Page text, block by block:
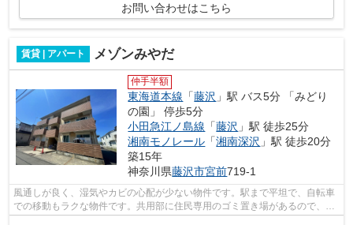
お問い合わせはこちら
賃貸 | アパート メゾンみやだ
仲手半額
東海道本線 「藤沢 」駅 バス5分 「みどり
の園」 停歩5分
小田急江ノ島線 「藤沢 」駅 徒歩25分
湘南モノレール 「湘南深沢 」駅 徒歩20分
築15年
神奈川県藤沢市宮前719-1
風通しが良く、湿気やカビの心配が少ない物件です。駅まで平坦で、自転車
での移動もラクな物件です。共用部に住民専用のゴミ置き場があるので、面